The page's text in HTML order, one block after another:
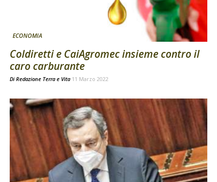
ECONOMIA
Coldiretti e CaiAgromec insieme contro il
caro carburante
Di Redazione Terra e Vita 11 Marzo 2022